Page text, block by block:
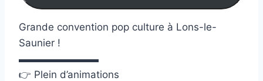
Grande convention pop culture à Lons-le-
Saunier !
▬▬▬▬▬▬▬▬
👉 Plein d’animations